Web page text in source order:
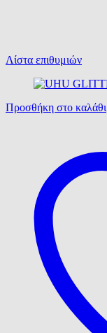
Λίστα επιθυμιών
Προσθήκη στο καλάθι